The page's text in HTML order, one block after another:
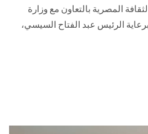
المصرية بالتعاون مع وزارة
الرئيس عبد الفتاح السيسي،